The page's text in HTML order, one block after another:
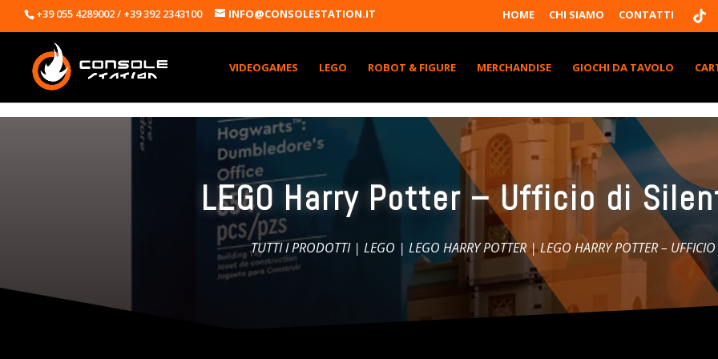
+39 055 4289002 / +39 392 2343100 INFO@CONSOLESTATION.IT HOME CHI SIAMO CONTATTI
K
K
VIDEOGAMES LEGO ROBOT & FIGURE MERCHANDISE GIOCHI DA TAVOLO
LEGO Harry Potter – Ufficio di
TUTTI I PRODOTTI| LEGO | LEGO HARRY POTTER| LEGO HARRY POTTER –